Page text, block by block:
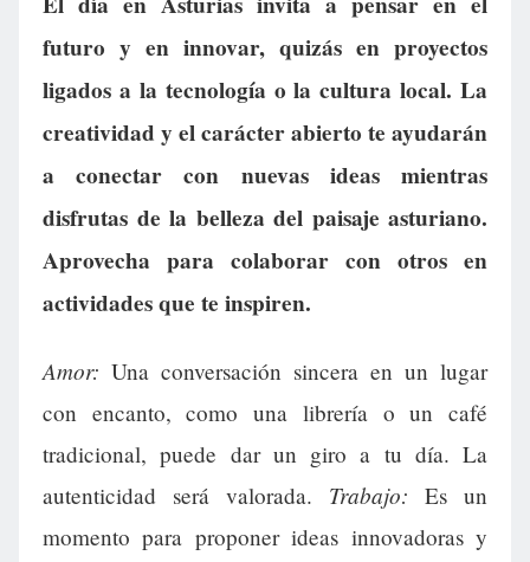
futuro y en innovar, quizás en proyectos
ligados a la tecnología o la cultura local. La
creatividad y el carácter abierto te ayudarán
a conectar con nuevas ideas mientras
disfrutas de la belleza del paisaje asturiano.
Aprovecha para colaborar con otros en
actividades que te inspiren.
Amor: Una conversación sincera en un lugar
con encanto, como una librería o un café
tradicional, puede dar un giro a tu día. La
autenticidad será valorada. Trabajo: Es un
momento para proponer ideas innovadoras y